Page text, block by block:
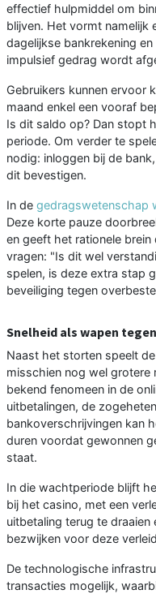
effectief hulpmiddel om
blijven. Het vormt namelijk
dagelijkse bankrekening
impulsief gedrag wordt
Gebruikers kunnen ervoor
maand enkel een vooraf
Is dit saldo op? Dan stopt
periode. Om verder te
nodig: inloggen bij de
dit bevestigen.
In de gedragswetenschap
Deze korte pauze
en geeft het rationele
vragen: "Is dit wel
spelen, is deze extra stap
beveiliging tegen
Snelheid als wapen
Naast het storten speelt
misschien nog wel grotere
bekend fenomeen in de
uitbetalingen, de
bankoverschrijvingen kan
duren voordat gewonnen
staat.
In die wachtperiode blijft
bij het casino, met een
uitbetaling terug te draaien
bezwijken voor deze
De technologische
transacties mogelijk,